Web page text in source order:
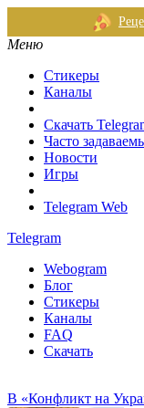
Меню
Стикеры
Каналы
Скачать
Часто
Новости
Игры
Telegram Web
Telegram
Webogram
Блог
Стикеры
Каналы
FAQ
Скачать
В «Конфликт на